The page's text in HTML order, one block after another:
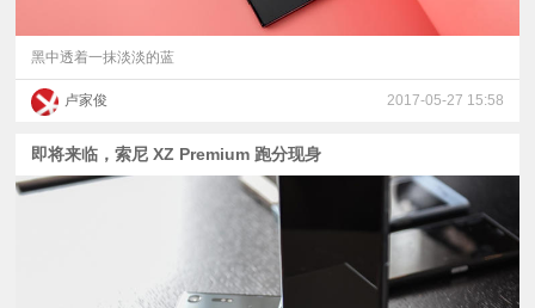
黑中透着一抹淡淡的蓝
卢家俊 2017-05-27 15:58
即将来临，索尼 XZ Premium 跑分现身